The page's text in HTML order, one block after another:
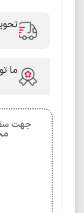
تحویل 7 الی
ما
جهت